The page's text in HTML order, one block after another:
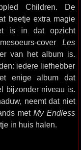
Children. De
beetje extra magie
is in dat opzicht
cover Les
van het album is.
iedere liefhebber
enige album dat
bijzonder niveau is.
neemt dat niet
metMy Endless
in huis halen.